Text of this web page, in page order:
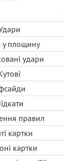
у площину
удари
правил
картки
картки